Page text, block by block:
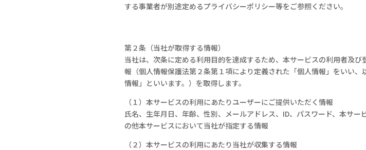
する事業者が別途定めるプライバシーポリシー等をご参照ください。
第２条（当社が取得する情報）
当社は、次条に定める利用目的を達成するため、本サービスの利用者及
報（個人情報保護法第２条第１項により定義された「個人情報」をいい
情報」といいます。）を取得します。
（１）本サービスの利用にあたりユーザーにご提供いただく情報
氏名、生年月日、年齢、性別、メールアドレス、 ID、パスワード、本サー
の他本サービスにおいて当社が指定する情報
（２）本サービスの利用にあたり当社が収集する情報